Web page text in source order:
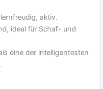
aktiv.
ideal für Schaf- und
eine der intelligentesten